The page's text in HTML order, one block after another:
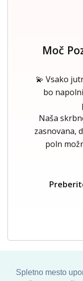
Spletno mesto
Moč
💫 Vsako
bo
Naša
zasnovana,
poln